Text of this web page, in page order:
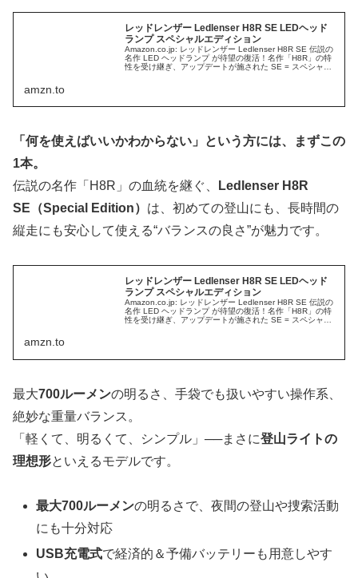
レッドレンザー Ledlenser H8R SE LEDヘッド
ランプ スペシャルエディション
Amazon.co.jp: レッドレンザー Ledlenser H8R SE 伝説の
名作 LED ヘッドランプ が待望の復活！名作「H8R」の特
性を受け継ぎ、アップデートが施された SE = スペシャル
amzn.to
「何を使えばいいかわからない」という方には、まずこの
1本。
伝説の名作「H8R」の血統を継ぐ、
Ledlenser H8R
SE（Special Edition） は、初めての登山にも、長時間の
縦走にも安心して使える“バランスの良さ”が魅力です。
レッドレンザー Ledlenser H8R SE LEDヘッド
ランプ スペシャルエディション
Amazon.co.jp: レッドレンザー Ledlenser H8R SE 伝説の
名作 LED ヘッドランプ が待望の復活！名作「H8R」の特
性を受け継ぎ、アップデートが施された SE = スペシャル
amzn.to
最大700ルーメンの明るさ、手袋でも扱いやすい操作系、
絶妙な重量バランス。
「軽くて、明るくて、シンプル」──まさに登山ライトの
理想形といえるモデルです。
最大700ルーメンの明るさで、夜間の登山や捜索活動
にも十分対応
USB充電式で経済的＆予備バッテリーも用意しやす